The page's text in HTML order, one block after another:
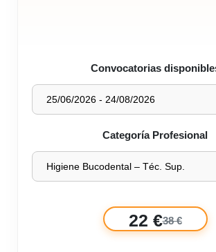
Convocatorias
Categoría Profesional
22 €38 €